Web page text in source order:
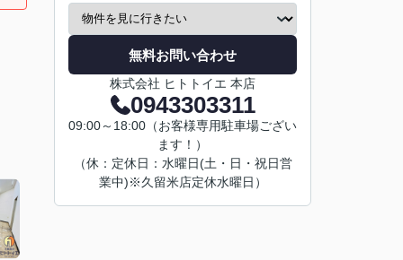
無料お問い合わせ
株式会社 ヒトトイエ 本店
0943303311
09:00～18:00（お客様専用駐車場ござい
ます！）
（休：定休日：水曜日(土・日・祝日営
業中)※久留米店定休水曜日）